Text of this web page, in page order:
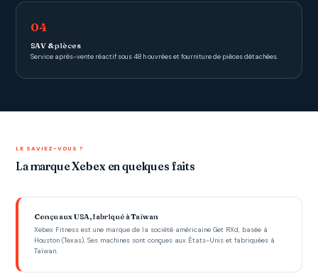
04
SAV & pièces
Service après-vente réactif sous 48 h ouvrées et fourniture de pièces détachées.
LE SAVIEZ-VOUS ?
La marque Xebex en quelques faits
Conçu aux USA, fabriqué à Taïwan
Xebex Fitness est une marque de la société américaine Get RXd, basée à
Houston (Texas). Ses machines sont conçues aux États-Unis et fabriquées à
Taïwan.